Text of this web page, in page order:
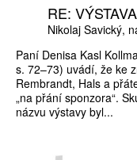
RE:
Nikolaj Savický
Paní Denisa Kasl
s. 72–73) uvádí, že ke
Rembrandt, Hals a
„na přání sponzora“.
názvu výstavy byl...